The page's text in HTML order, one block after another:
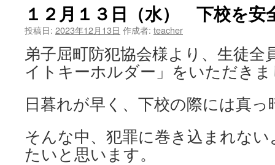
キ
ッ
１２月１３日（水） 下校を安
投稿日: 2023年12月13日 作成者: teacher
弟子屈町防犯協会様より、生徒全
イトキーホルダー」をいただき
日暮れが早く、下校の際には真
そんな中、犯罪に巻き込まれな
たいと思います。